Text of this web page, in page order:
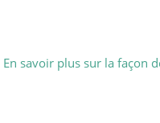
En savoir plus sur la façon